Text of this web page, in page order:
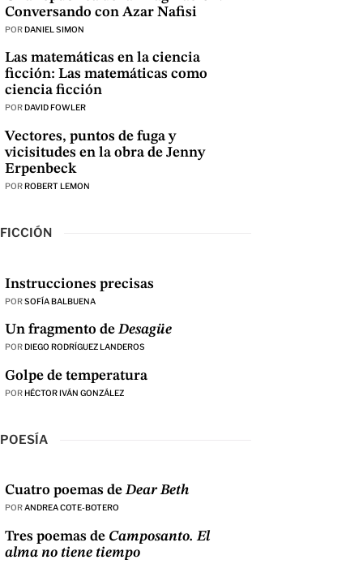
Conversando con Azar Nafisi
PORDANIEL SIMON
Las matemáticas en la ciencia
ficción: Las matemáticas como
ciencia ficción
POR DAVID FOWLER
Vectores, puntos de fuga y
vicisitudes en la obra de Jenny
Erpenbeck
PORROBERT LEMON
FICCIÓN
Instrucciones precisas
PORSOFÍA BALBUENA
Un fragmento deDesagüe
POR DIEGO RODRÍGUEZ LANDEROS
Golpe de temperatura
PORHÉCTOR IVÁN GONZÁLEZ
POESÍA
Cuatro poemas deDear Beth
PORANDREA COTE-BOTERO
Tres poemas de Camposanto. El
alma no tiene tiempo